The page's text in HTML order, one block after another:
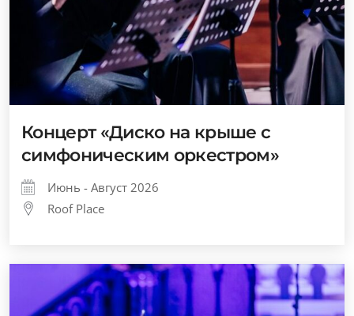
Концерт «Диско на крыше с
симфоническим оркестром»
Июнь - Август 2026
Roof Place